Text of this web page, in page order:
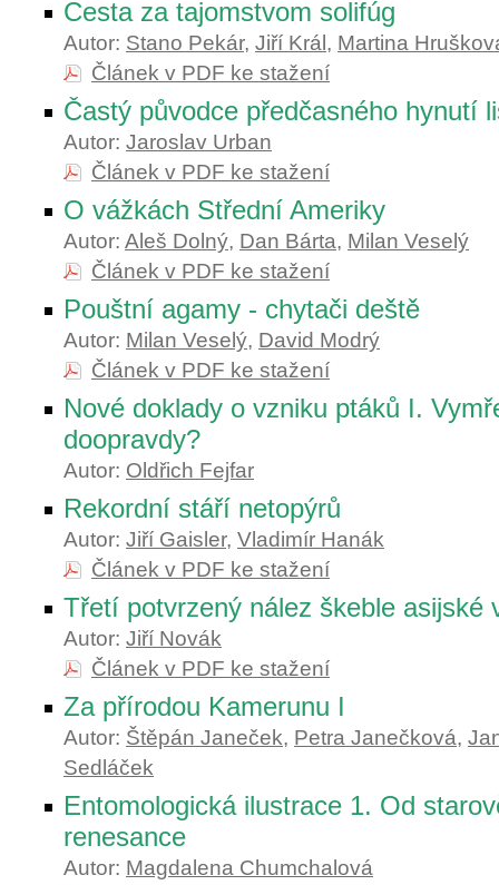
Cesta za tajomstvom solifúg
Autor: Stano Pekár, Jiří Král , Martina
Článek v PDF ke stažení
Častý původce předčasného hynutí
Autor: Jaroslav Urban
Článek v PDF ke stažení
O vážkách Střední Ameriky
Autor: Aleš Dolný, Dan Bárta, Milan Veselý
Článek v PDF ke stažení
Pouštní agamy - chytači deště
Autor: Milan Veselý, David Modrý
Článek v PDF ke stažení
Nové doklady o vzniku ptáků I.
doopravdy?
Autor: Oldřich Fejfar
Rekordní stáří netopýrů
Autor: Jiří Gaisler, Vladimír Hanák
Článek v PDF ke stažení
Třetí potvrzený nález škeble asijské
Autor: Jiří Novák
Článek v PDF ke stažení
Za přírodou Kamerunu I
Autor: Štěpán Janeček, Petra Janečková,
Sedláček
Entomologická ilustrace 1. Od
renesance
Autor: Magdalena Chumchalová